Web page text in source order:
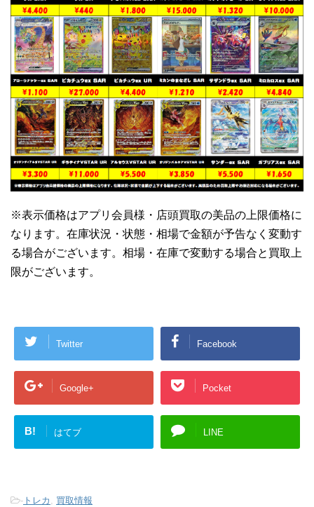
※表示価格はアプリ会員様・店頭買取の美品の上限価格に
なります。在庫状況・状態・相場で金額が予告なく変動す
る場合がございます。相場・在庫で変動する場合と買取上
限がございます。
Twitter Facebook
Google+ Pocket
B! はてブ LINE
- トレカ , 買取情報